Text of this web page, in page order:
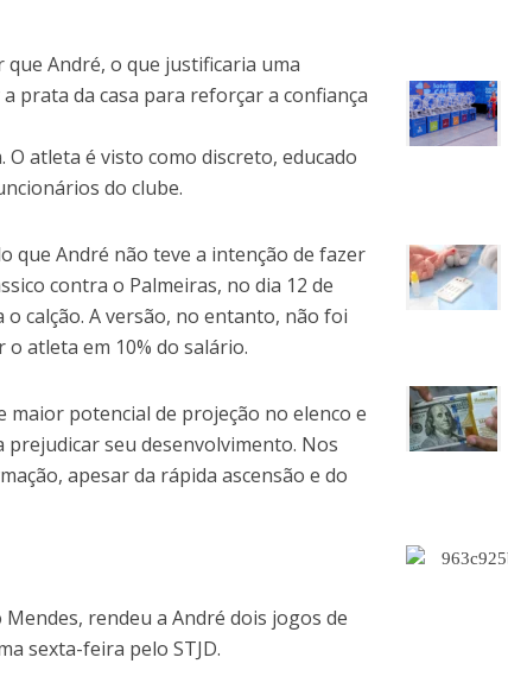
André, o que justificaria uma
prata da casa para reforçar a confiança
atleta é visto como discreto, educado
do clube.
que André não teve a intenção de fazer
contra o Palmeiras, no dia 12 de
calção. A versão, no entanto, não foi
atleta em 10% do salário.
maior potencial de projeção no elenco e
seu desenvolvimento. Nos
apesar da rápida ascensão e do
rendeu a André dois jogos de
sexta-feira pelo STJD.